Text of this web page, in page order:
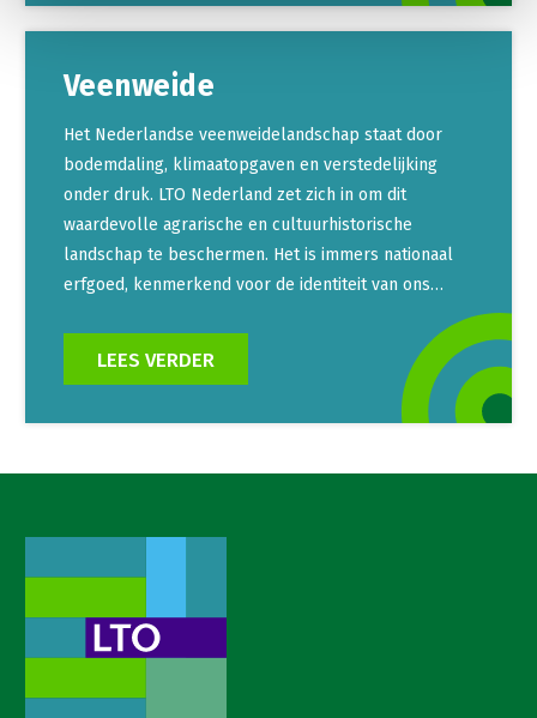
Veenweide
Het Nederlandse veenweidelandschap staat door
bodemdaling, klimaatopgaven en verstedelijking
onder druk. LTO Nederland zet zich in om dit
waardevolle agrarische en cultuurhistorische
landschap te beschermen. Het is immers nationaal
erfgoed, kenmerkend voor de identiteit van ons…
LEES VERDER